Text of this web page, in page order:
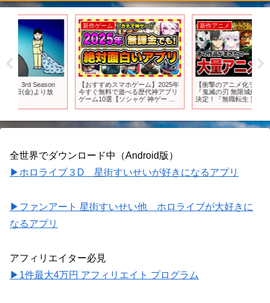
新作ゲーム
【おすすめスマホゲーム】2025年
今すぐ無料で遊べる歴代神アプリ
ゲーム10選【ソシャゲ 神ゲー 面
新作アニメ
【衝撃のアニメ化ラッシュ!!】
『鬼滅の刃 無限城編』劇場三部作
決定！『無職転生 第3期』制作決
め【おすすめアニメ】
全世界でダウンロード中（Android版）
▶ホロライブ３D 星街すいせいが好きになるアプリ
▶ファンアート 星街すいせい他 ホロライブが大好きに
なるアプリ
アフィリエイター必見
▶1件最大4万円 アフィリエイト プログラム